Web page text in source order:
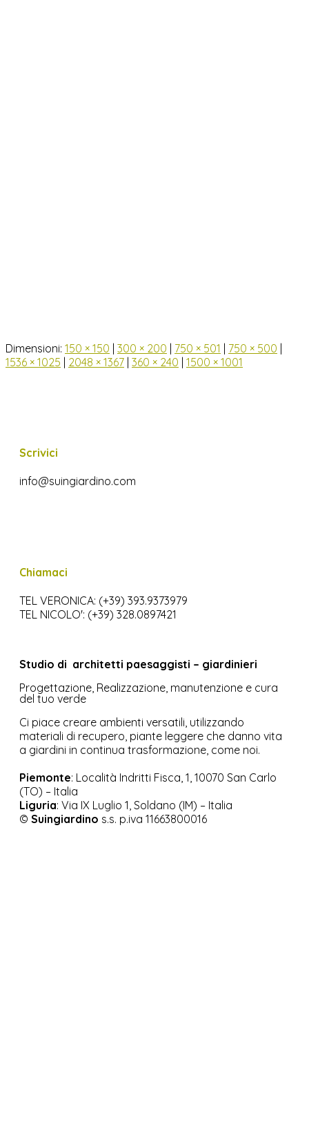
Dimensioni: 150 × 150 | 300 × 200 | 750 × 501 | 750 × 500 |
1536 × 1025 | 2048 × 1367 | 360 × 240 | 1500 × 1001
Scrivici
info@suingiardino.com
Chiamaci
TEL VERONICA: (+39) 393.9373979
TEL NICOLO': (+39) 328.0897421
Studio di architetti paesaggisti – giardinieri
Progettazione, Realizzazione, manutenzione e cura
del tuo verde
Ci piace creare ambienti versatili, utilizzando
materiali di recupero, piante leggere che danno vita
a giardini in continua trasformazione, come noi.
Piemonte: Località Indritti Fisca, 1, 10070 San Carlo
(TO) – Italia
Liguria: Via IX Luglio 1, Soldano (IM) – Italia
© Suingiardino s.s. p.iva 11663800016